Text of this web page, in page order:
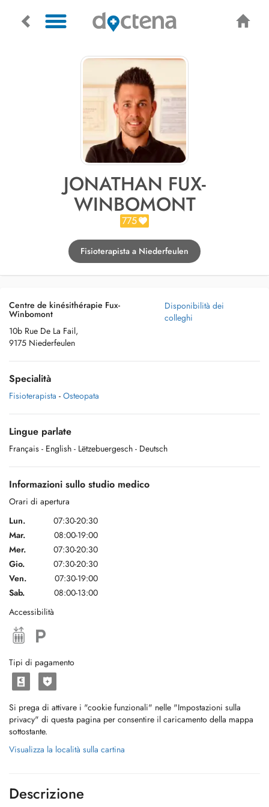
JONATHAN FUX-
WINBOMONT
775
Fisioterapista a Niederfeulen
Centre de kinésithérapie Fux-
Winbomont
10b Rue De La Fail,
9175 Niederfeulen
Disponibilità dei
colleghi
Specialità
Fisioterapista - Osteopata
Lingue parlate
Français - English - Lëtzebuergesch - Deutsch
Informazioni sullo studio medico
Orari di apertura
Lun.
07:30-20:30
Mar.
08:00-19:00
Mer.
07:30-20:30
Gio.
07:30-20:30
Ven.
07:30-19:00
Sab.
08:00-13:00
Accessibilità
Tipi di pagamento
Si prega di attivare i "cookie funzionali" nelle "Impostazioni sulla
privacy" di questa pagina per consentire il caricamento della mappa
sottostante.
Visualizza la località sulla cartina
Descrizione